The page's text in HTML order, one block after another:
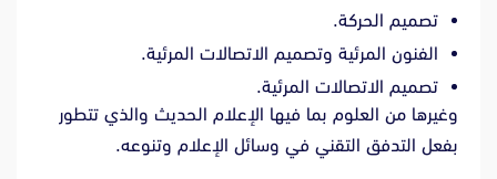
تصميم الحركة.
الفنون المرئية وتصميم الاتصالات المرئية.
تصميم الاتصالات المرئية.
وغيرها من العلوم بما فيها الإعلام الحديث والذي تتطور
بفعل التدفق التقني في وسائل الإعلام وتنوعه.